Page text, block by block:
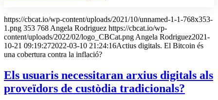
https://cbcat.io/wp-content/uploads/2021/10/unnamed-1-1-768x353-
1.png 353 768 Angela Rodriguez https://cbcat.io/wp-
content/uploads/2022/02/logo_CBCat.png Angela Rodriguez2021-
10-21 09:19:272022-03-10 21:24:16Actius digitals. El Bitcoin és
una cobertura contra la inflació?
Els usuaris necessitaran arxius digitals als
proveïdors de custòdia tradicionals?